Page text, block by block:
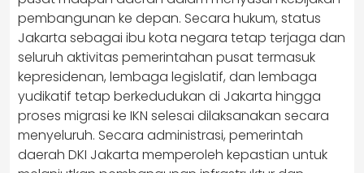
pembangunan ke depan. Secara hukum, status
Jakarta sebagai ibu kota negara tetap terjaga dan
seluruh aktivitas pemerintahan pusat termasuk
kepresidenan, lembaga legislatif, dan lembaga
yudikatif tetap berkedudukan di Jakarta hingga
proses migrasi ke IKN selesai dilaksanakan secara
menyeluruh. Secara administrasi, pemerintah
daerah DKI Jakarta memperoleh kepastian untuk